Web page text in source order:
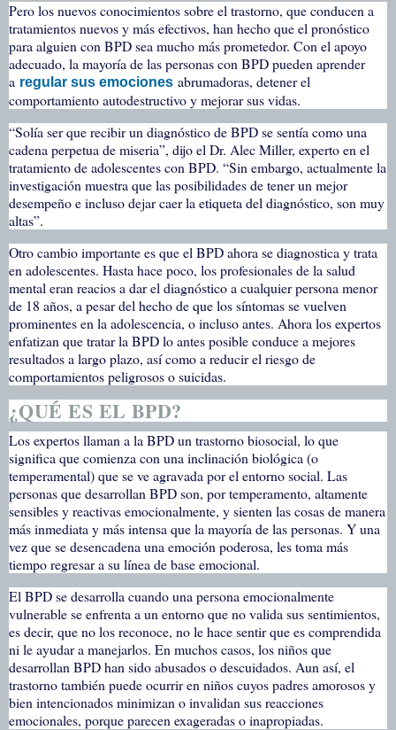
Pero los nuevos conocimientos sobre el trastorno, que conducen a
tratamientos nuevos y más efectivos, han hecho que el pronóstico
para alguien con BPD sea mucho más prometedor. Con el apoyo
adecuado, la mayoría de las personas con BPD pueden aprender
a regular sus emociones abrumadoras, detener el
comportamiento autodestructivo y mejorar sus vidas.
“Solía ser que recibir un diagnóstico de BPD se sentía como una
cadena perpetua de miseria”, dijo el Dr. Alec Miller, experto en el
tratamiento de adolescentes con BPD. “Sin embargo, actualmente la
investigación muestra que las posibilidades de tener un mejor
desempeño e incluso dejar caer la etiqueta del diagnóstico, son muy
altas”.
Otro cambio importante es que el BPD ahora se diagnostica y trata
en adolescentes. Hasta hace poco, los profesionales de la salud
mental eran reacios a dar el diagnóstico a cualquier persona menor
de 18 años, a pesar del hecho de que los síntomas se vuelven
prominentes en la adolescencia, o incluso antes. Ahora los expertos
enfatizan que tratar la BPD lo antes posible conduce a mejores
resultados a largo plazo, así como a reducir el riesgo de
comportamientos peligrosos o suicidas.
¿QUÉ ES EL BPD?
Los expertos llaman a la BPD un trastorno biosocial, lo que
significa que comienza con una inclinación biológica (o
temperamental) que se ve agravada por el entorno social. Las
personas que desarrollan BPD son, por temperamento, altamente
sensibles y reactivas emocionalmente, y sienten las cosas de manera
más inmediata y más intensa que la mayoría de las personas. Y una
vez que se desencadena una emoción poderosa, les toma más
tiempo regresar a su línea de base emocional.
El BPD se desarrolla cuando una persona emocionalmente
vulnerable se enfrenta a un entorno que no valida sus sentimientos,
es decir, que no los reconoce, no le hace sentir que es comprendida
ni le ayudar a manejarlos. En muchos casos, los niños que
desarrollan BPD han sido abusados o descuidados. Aun así, el
trastorno también puede ocurrir en niños cuyos padres amorosos y
bien intencionados minimizan o invalidan sus reacciones
emocionales, porque parecen exageradas o inapropiadas.